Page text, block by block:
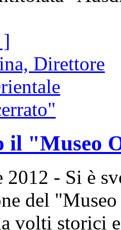
il "Museo
2012 - Si è
del
volti storici